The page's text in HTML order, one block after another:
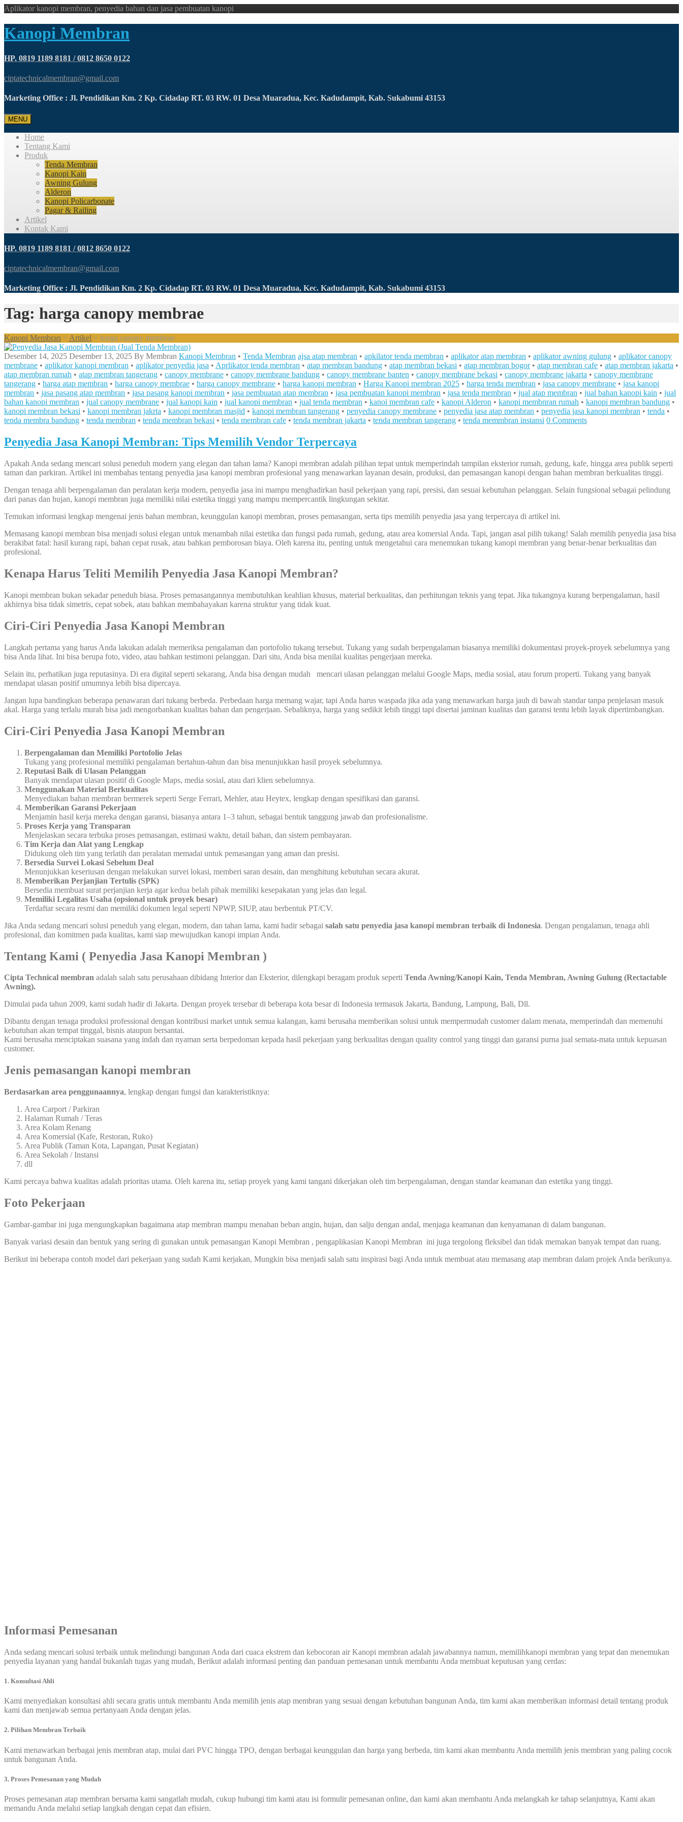
Aplikator kanopi membran, penyedia bahan dan jasa pembuatan kanopi
Kanopi Membran
HP. 0819 1189 8181 / 0812 8650 0122
ciptatechnicalmembran@gmail.com
Marketing Office : Jl. Pendidikan Km. 2 Kp. Cidadap RT. 03 RW. 01 Desa Muaradua, Kec. Kadudampit, Kab. Sukabumi 43153
MENU
Home
Tentang Kami
Produk
Tenda Membran
Kanopi Kain
Awning Gulung
Alderon
Kanopi Policarbonate
Pagar & Railing
Artikel
Kontak Kami
HP. 0819 1189 8181 / 0812 8650 0122
ciptatechnicalmembran@gmail.com
Marketing Office : Jl. Pendidikan Km. 2 Kp. Cidadap RT. 03 RW. 01 Desa Muaradua, Kec. Kadudampit, Kab. Sukabumi 43153
Tag: harga canopy membrae
Kanopi Membran > Artikel > harga canopy membrae
Desember 14, 2025 Desember 13, 2025 By Membran Kanopi Membran • Tenda Membran ajsa atap membran • apkilator tenda membran • aplikator atap membran • aplikator awning gulung • aplikator canopy
membrane • aplikator kanopi membran • aplikator penyedia jasa • Aprlikator tenda membran • atap membran bandung • atap membran bekasi • atap membran bogor• atap membran cafe • atap membran jakarta •
atap membran rumah • atap membran tangerang • canopy membrane • canopy membrane bandung • canopy membrane banten • canopy membrane bekasi • canopy membrane jakarta • canopy membrane
tangerang • harga atap membran • harga canopy membrae • harga canopy membrane • harga kanopi membran • Harga Kanopi membran 2025 • harga tenda membran • jasa canopy membrane • jasa kanopi
membran • jasa pasang atap membran • jasa pasang kanopi membran • jasa pembuatan atap membran • jasa pembuatan kanopi membran • jasa tenda membran • jual atap membran • jual bahan kanopi kain • jual
bahan kanopi membran • jual canopy membrane • jual kanopi kain • jual kanopi membran • jual tenda membran • kanoi membran cafe • kanopi Alderon • kanopi membnran rumah • kanopi membran bandung •
kanopi membran bekasi • kanopi membran jakrta • kanopi membran masjid • kanopi membran tangerang • penyedia canopy membrane • penyedia jasa atap membran • penyedia jasa kanopi membran • tenda •
tenda membra bandung • tenda membran • tenda membran bekasi • tenda membran cafe • tenda membran jakarta • tenda membran tangerang • tenda memmbran instansi 0 Comments
Penyedia Jasa Kanopi Membran: Tips Memilih Vendor Terpercaya
Apakah Anda sedang mencari solusi peneduh modern yang elegan dan tahan lama? Kanopi membran adalah pilihan tepat untuk memperindah tampilan eksterior rumah, gedung, kafe, hingga area publik seperti
taman dan parkiran. Artikel ini membahas tentang penyedia jasa kanopi membran profesional yang menawarkan layanan desain, produksi, dan pemasangan kanopi dengan bahan membran berkualitas tinggi.
Dengan tenaga ahli berpengalaman dan peralatan kerja modern, penyedia jasa ini mampu menghadirkan hasil pekerjaan yang rapi, presisi, dan sesuai kebutuhan pelanggan. Selain fungsional sebagai pelindung
dari panas dan hujan, kanopi membran juga memiliki nilai estetika tinggi yang mampu mempercantik lingkungan sekitar.
Temukan informasi lengkap mengenai jenis bahan membran, keunggulan kanopi membran, proses pemasangan, serta tips memilih penyedia jasa yang terpercaya di artikel ini.
Memasang kanopi membran bisa menjadi solusi elegan untuk menambah nilai estetika dan fungsi pada rumah, gedung, atau area komersial Anda. Tapi, jangan asal pilih tukang! Salah memilih penyedia jasa bisa
berakibat fatal: hasil kurang rapi, bahan cepat rusak, atau bahkan pemborosan biaya. Oleh karena itu, penting untuk mengetahui cara menemukan tukang kanopi membran yang benar-benar berkualitas dan
profesional.
Kenapa Harus Teliti Memilih Penyedia Jasa Kanopi Membran?
Kanopi membran bukan sekadar peneduh biasa. Proses pemasangannya membutuhkan keahlian khusus, material berkualitas, dan perhitungan teknis yang tepat. Jika tukangnya kurang berpengalaman, hasil
akhirnya bisa tidak simetris, cepat sobek, atau bahkan membahayakan karena struktur yang tidak kuat.
Ciri-Ciri Penyedia Jasa Kanopi Membran
Langkah pertama yang harus Anda lakukan adalah memeriksa pengalaman dan portofolio tukang tersebut. Tukang yang sudah berpengalaman biasanya memiliki dokumentasi proyek-proyek sebelumnya yang
bisa Anda lihat. Ini bisa berupa foto, video, atau bahkan testimoni pelanggan. Dari situ, Anda bisa menilai kualitas pengerjaan mereka.
Selain itu, perhatikan juga reputasinya. Di era digital seperti sekarang, Anda bisa dengan mudah mencari ulasan pelanggan melalui Google Maps, media sosial, atau forum properti. Tukang yang banyak
mendapat ulasan positif umumnya lebih bisa dipercaya.
Jangan lupa bandingkan beberapa penawaran dari tukang berbeda. Perbedaan harga memang wajar, tapi Anda harus waspada jika ada yang menawarkan harga jauh di bawah standar tanpa penjelasan masuk
akal. Harga yang terlalu murah bisa jadi mengorbankan kualitas bahan dan pengerjaan. Sebaliknya, harga yang sedikit lebih tinggi tapi disertai jaminan kualitas dan garansi tentu lebih layak dipertimbangkan.
Ciri-Ciri Penyedia Jasa Kanopi Membran
Berpengalaman dan Memiliki Portofolio Jelas
Tukang yang profesional memiliki pengalaman bertahun-tahun dan bisa menunjukkan hasil proyek sebelumnya.
Reputasi Baik di Ulasan Pelanggan
Banyak mendapat ulasan positif di Google Maps, media sosial, atau dari klien sebelumnya.
Menggunakan Material Berkualitas
Menyediakan bahan membran bermerek seperti Serge Ferrari, Mehler, atau Heytex, lengkap dengan spesifikasi dan garansi.
Memberikan Garansi Pekerjaan
Menjamin hasil kerja mereka dengan garansi, biasanya antara 1–3 tahun, sebagai bentuk tanggung jawab dan profesionalisme.
Proses Kerja yang Transparan
Menjelaskan secara terbuka proses pemasangan, estimasi waktu, detail bahan, dan sistem pembayaran.
Tim Kerja dan Alat yang Lengkap
Didukung oleh tim yang terlatih dan peralatan memadai untuk pemasangan yang aman dan presisi.
Bersedia Survei Lokasi Sebelum Deal
Menunjukkan keseriusan dengan melakukan survei lokasi, memberi saran desain, dan menghitung kebutuhan secara akurat.
Memberikan Perjanjian Tertulis (SPK)
Bersedia membuat surat perjanjian kerja agar kedua belah pihak memiliki kesepakatan yang jelas dan legal.
Memiliki Legalitas Usaha (opsional untuk proyek besar)
Terdaftar secara resmi dan memiliki dokumen legal seperti NPWP, SIUP, atau berbentuk PT/CV.
Jika Anda sedang mencari solusi peneduh yang elegan, modern, dan tahan lama, kami hadir sebagai salah satu penyedia jasa kanopi membran terbaik di Indonesia. Dengan pengalaman, tenaga ahli
profesional, dan komitmen pada kualitas, kami siap mewujudkan kanopi impian Anda.
Tentang Kami ( Penyedia Jasa Kanopi Membran )
Cipta Technical membran adalah salah satu perusahaan dibidang Interior dan Eksterior, dilengkapi beragam produk seperti Tenda Awning/Kanopi Kain, Tenda Membran, Awning Gulung (Rectactable
Awning).
Dimulai pada tahun 2009, kami sudah hadir di Jakarta. Dengan proyek tersebar di beberapa kota besar di Indonesia termasuk Jakarta, Bandung, Lampung, Bali, Dll.
Dibantu dengan tenaga produksi professional dengan kontribusi market untuk semua kalangan, kami berusaha memberikan solusi untuk mempermudah customer dalam menata, memperindah dan memenuhi
kebutuhan akan tempat tinggal, bisnis ataupun bersantai.
Kami berusaha menciptakan suasana yang indah dan nyaman serta berpedoman kepada hasil pekerjaan yang berkualitas dengan quality control yang tinggi dan garansi purna jual semata-mata untuk kepuasan
customer.
Jenis pemasangan kanopi membran
Berdasarkan area penggunaannya, lengkap dengan fungsi dan karakteristiknya:
Area Carport / Parkiran
Halaman Rumah / Teras
Area Kolam Renang
Area Komersial (Kafe, Restoran, Ruko)
Area Publik (Taman Kota, Lapangan, Pusat Kegiatan)
Area Sekolah / Instansi
dll
Kami percaya bahwa kualitas adalah prioritas utama. Oleh karena itu, setiap proyek yang kami tangani dikerjakan oleh tim berpengalaman, dengan standar keamanan dan estetika yang tinggi.
Foto Pekerjaan
Gambar-gambar ini juga mengungkapkan bagaimana atap membran mampu menahan beban angin, hujan, dan salju dengan andal, menjaga keamanan dan kenyamanan di dalam bangunan.
Banyak variasi desain dan bentuk yang sering di gunakan untuk pemasangan Kanopi Membran , pengaplikasian Kanopi Membran ini juga tergolong fleksibel dan tidak memakan banyak tempat dan ruang.
Berikut ini beberapa contoh model dari pekerjaan yang sudah Kami kerjakan, Mungkin bisa menjadi salah satu inspirasi bagi Anda untuk membuat atau memasang atap membran dalam projek Anda berikunya.
Informasi Pemesanan
Anda sedang mencari solusi terbaik untuk melindungi bangunan Anda dari cuaca ekstrem dan kebocoran air Kanopi membran adalah jawabannya namun, memilihkanopi membran yang tepat dan menemukan
penyedia layanan yang handal bukanlah tugas yang mudah, Berikut adalah informasi penting dan panduan pemesanan untuk membantu Anda membuat keputusan yang cerdas:
1. Konsultasi Ahli
Kami menyediakan konsultasi ahli secara gratis untuk membantu Anda memilih jenis atap membran yang sesuai dengan kebutuhan bangunan Anda, tim kami akan memberikan informasi detail tentang produk
kami dan menjawab semua pertanyaan Anda dengan jelas.
2. Pilihan Membran Terbaik
Kami menawarkan berbagai jenis membran atap, mulai dari PVC hingga TPO, dengan berbagai keunggulan dan harga yang berbeda, tim kami akan membantu Anda memilih jenis membran yang paling cocok
untuk bangunan Anda.
3. Proses Pemesanan yang Mudah
Proses pemesanan atap membran bersama kami sangatlah mudah, cukup hubungi tim kami atau isi formulir pemesanan online, dan kami akan membantu Anda melangkah ke tahap selanjutnya, Kami akan
memandu Anda melalui setiap langkah dengan cepat dan efisien.